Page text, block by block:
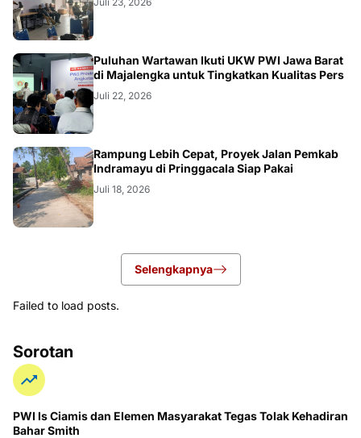
Puluhan Wartawan Ikuti UKW PWI Jawa Barat
di Majalengka untuk Tingkatkan Kualitas Pers
Juli 22, 2026
LOKAL
Rampung Lebih Cepat, Proyek Jalan Pemkab
Indramayu di Pringgacala Siap Pakai
Juli 18, 2026
Selengkapnya
Failed to load posts.
Sorotan
PWI ls Ciamis dan Elemen Masyarakat Tegas Tolak Kehadiran
Bahar Smith